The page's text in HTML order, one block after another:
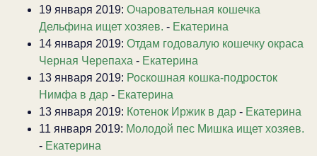
19 января 2019: Очаровательная кошечка
Дельфина ищет хозяев. - Екатерина
14 января 2019: Отдам годовалую кошечку окраса
Черная Черепаха - Екатерина
13 января 2019: Роскошная кошка-подросток
Нимфа в дар - Екатерина
13 января 2019: Котенок Иржик в дар - Екатерина
11 января 2019: Молодой пес Мишка ищет хозяев.
- Екатерина